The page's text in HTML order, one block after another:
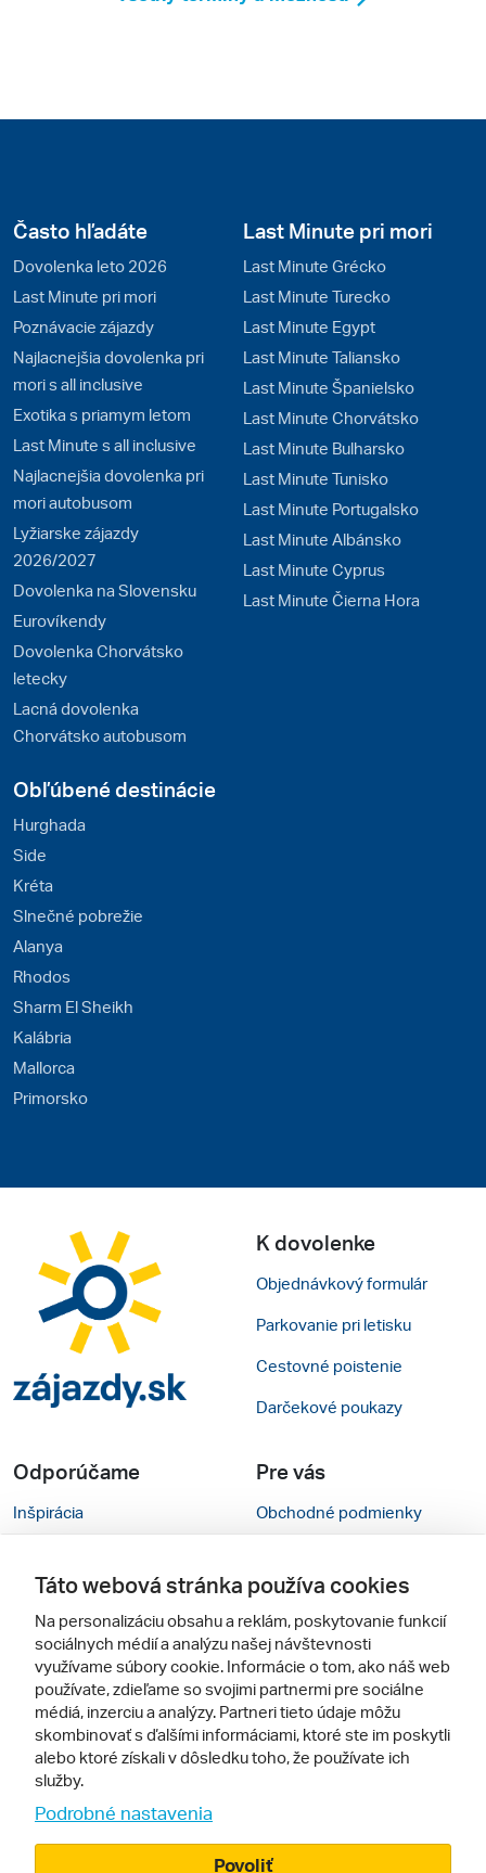
Často hľadáte
Dovolenka leto 2026
Last Minute pri mori
Poznávacie zájazdy
Najlacnejšia dovolenka pri
mori s all inclusive
Exotika s priamym letom
Last Minute s all inclusive
Najlacnejšia dovolenka pri
mori autobusom
Lyžiarske zájazdy
2026/2027
Dovolenka na Slovensku
Eurovíkendy
Dovolenka Chorvátsko
letecky
Lacná dovolenka
Chorvátsko autobusom
Last Minute pri mori
Last Minute Grécko
Last Minute Turecko
Last Minute Egypt
Last Minute Taliansko
Last Minute Španielsko
Last Minute Chorvátsko
Last Minute Bulharsko
Last Minute Tunisko
Last Minute Portugalsko
Last Minute Albánsko
Last Minute Cyprus
Last Minute Čierna Hora
Obľúbené destinácie
Hurghada
Side
Kréta
Slnečné pobrežie
Alanya
Rhodos
Sharm El Sheikh
Kalábria
Mallorca
Primorsko
K dovolenke
Objednávkový formulár
Parkovanie pri letisku
Cestovné poistenie
Darčekové poukazy
Odporúčame
Inšpirácia
Cestovné kancelárie
Zájezdy.cz
Pre vás
Obchodné podmienky
Nastavenie cookies
Mobilná verzia webu
Sledujte nás
Táto webová stránka používa cookies
Na personalizáciu obsahu a reklám, poskytovanie funkcií
sociálnych médií a analýzu našej návštevnosti
využívame súbory cookie. Informácie o tom, ako náš web
používate, zdieľame so svojimi partnermi pre sociálne
médiá, inzerciu a analýzy. Partneri tieto údaje môžu
skombinovať s ďalšími informáciami, ktoré ste im poskytli
alebo ktoré získali v dôsledku toho, že používate ich
služby.
Podrobné nastavenia
Povoliť